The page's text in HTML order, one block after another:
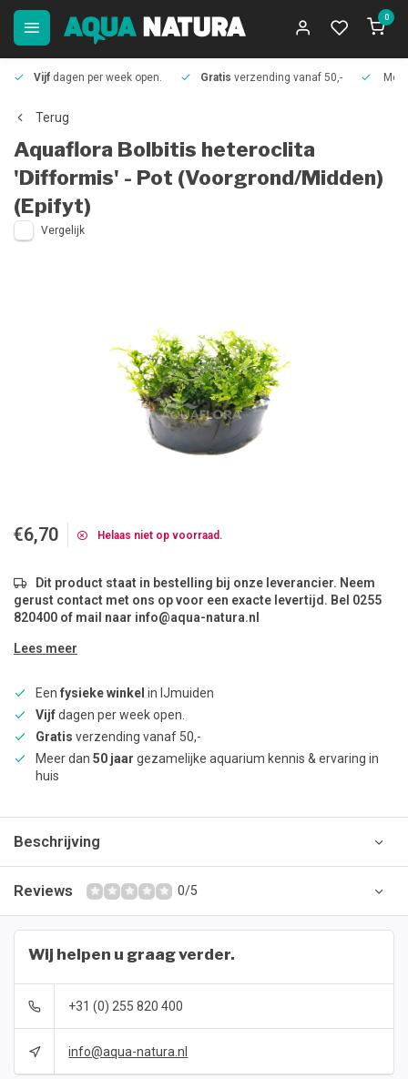
0
Vijf dagen per week open. Gratis verzending vanaf 50,-
Terug
Aquaflora Bolbitis heteroclita
'Difformis' - Pot (Voorgrond/Midden)
(Epifyt)
Vergelijk
€6,70 Helaas niet op voorraad.
Dit product staat in bestelling bij onze leverancier. Neem
gerust contact met ons op voor een exacte levertijd. Bel 0255
820400 of mail naar info@aqua-natura.nl
Lees meer
Een fysieke winkel in IJmuiden
Vijfdagen per week open.
Gratis verzending vanaf 50,-
Meer dan 50 jaar gezamelijke aquarium kennis & ervaring in
huis
Beschrijving
Reviews 0/5
Wij helpen u graag verder.
+31 (0) 255 820 400
info@aqua-natura.nl